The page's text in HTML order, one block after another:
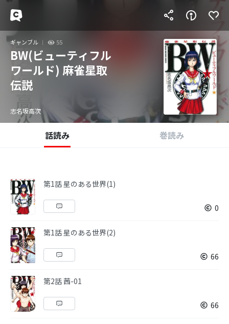
ギャンブル 55
BW(ビューティフル
ワールド) 麻雀星取
伝説
志名坂高次
話読み 巻読み
第1話 星のある世界(1)
0
第1話 星のある世界(2)
66
第2話 茜-01
66